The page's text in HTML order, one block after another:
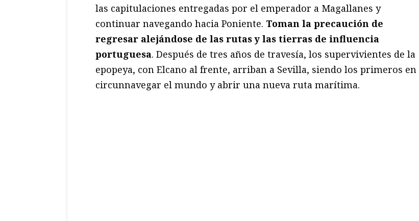
las capitulaciones entregadas por el emperador a Magallanes y
continuar navegando hacia Poniente. Toman la precaución de
regresar alejándose de las rutas y las tierras de influencia
portuguesa. Después de tres años de travesía, los supervivientes de la
epopeya, con Elcano al frente, arriban a Sevilla, siendo los primeros en
circunnavegar el mundo y abrir una nueva ruta marítima.